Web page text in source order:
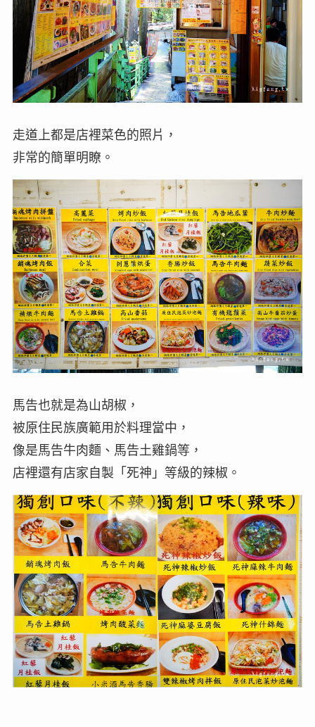
走道上都是店裡菜色的照片，
非常的簡單明瞭。
馬告也就是為山胡椒，
被原住民族廣範用於料理當中，
像是馬告牛肉麵、馬告土雞鍋等，
店裡還有店家自製「死神」等級的辣椒。